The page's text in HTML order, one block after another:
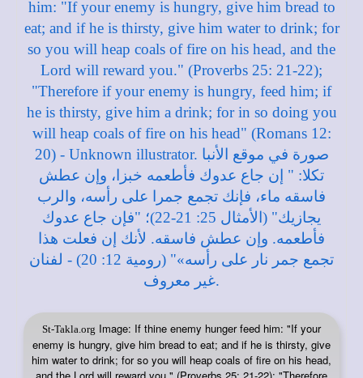
St-Takla.org Image: If thine enemy hunger feed him: "If your
enemy is hungry, give him bread to eat; and if he is thirsty, give
him water to drink; for so you will heap coals of fire on his head,